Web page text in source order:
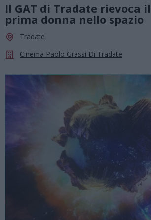
Il GAT di Tradate rievoca
prima donna nello spazio
Tradate
Cinema Paolo Grassi Di Tradate